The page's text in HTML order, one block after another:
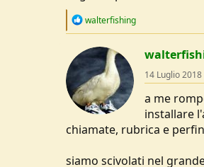
R
c
o
n
s
walterfishing
14 Luglio 2018
a me
installare
chiamate, rubrica e
siamo scivolati nel